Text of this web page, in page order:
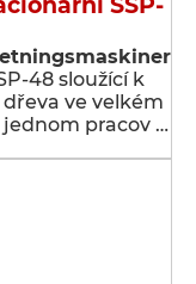
48 sloužící k
ve velkém
jednom pracov …